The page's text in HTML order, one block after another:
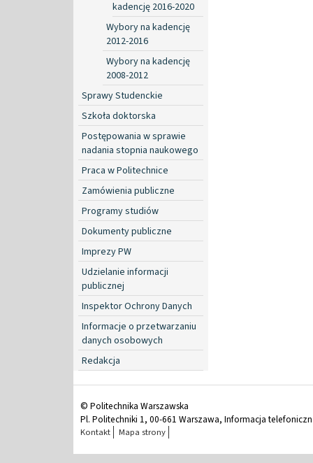
kadencję 2016-2020
Wybory na kadencję
2012-2016
Wybory na kadencję
2008-2012
Sprawy Studenckie
Szkoła doktorska
Postępowania w sprawie
nadania stopnia naukowego
Praca w Politechnice
Zamówienia publiczne
Programy studiów
Dokumenty publiczne
Imprezy PW
Udzielanie informacji
publicznej
Inspektor Ochrony Danych
Informacje o przetwarzaniu
danych osobowych
Redakcja
© Politechnika Warszawska
Pl. Politechniki 1, 00-661 Warszawa, Informacja
Kontakt Mapa strony